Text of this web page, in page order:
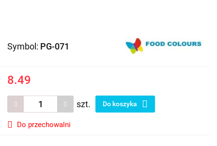
Symbol: PG-071
8.49
szt. Do koszyka
Do przechowalni